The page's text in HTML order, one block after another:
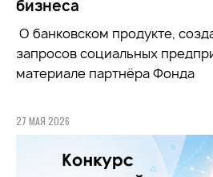
бизнеса
О банковском продукте,
запросов социальных
материале партнёра Фонда
27 МАЯ 2026